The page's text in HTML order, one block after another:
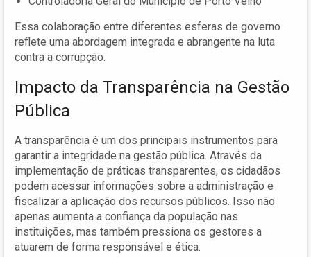
Essa colaboração entre diferentes esferas de governo
reflete uma abordagem integrada e abrangente na luta
contra a corrupção.
Impacto da Transparência na Gestão
Pública
A transparência é um dos principais instrumentos para
garantir a integridade na gestão pública. Através da
implementação de práticas transparentes, os cidadãos
podem acessar informações sobre a administração e
fiscalizar a aplicação dos recursos públicos. Isso não
apenas aumenta a confiança da população nas
instituições, mas também pressiona os gestores a
atuarem de forma responsável e ética.